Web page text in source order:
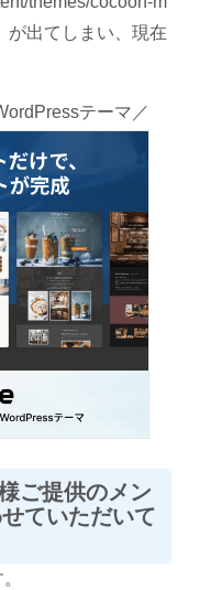
が出てしまい、現在
テーマ／
ご提供のメン
ていただいて